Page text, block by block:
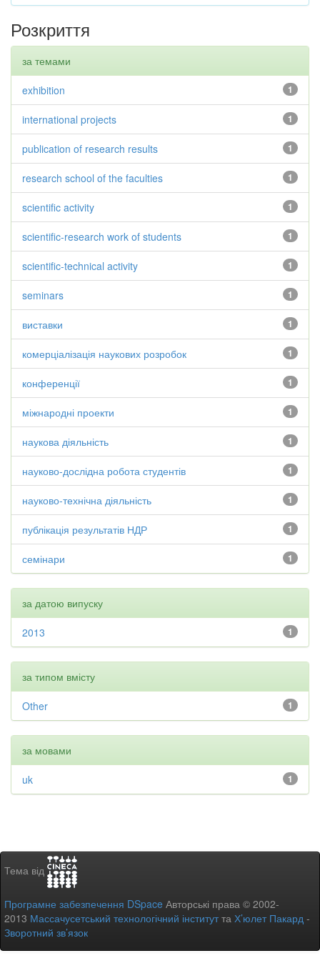
Розкриття
за темами
1
exhibition
1
international projects
1
publication of research results
1
research school of the faculties
1
scientific activity
1
scientific-research work of students
1
scientific-technical activity
1
seminars
1
виставки
1
комерціалізація наукових розробок
1
конференції
1
міжнародні проекти
1
наукова діяльність
1
науково-дослідна робота студентів
1
науково-технічна діяльність
1
публікація результатів НДР
1
семінари
за датою випуску
1
2013
за типом вмісту
1
Other
за мовами
1
uk
Тема від
Програмне забезпечення DSpace Авторські права © 2002-
2013 Массачусетський технологічний інститутта Х’юлет Пакард -
Зворотний зв’язок